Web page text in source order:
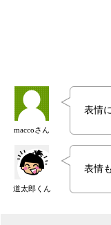
maccoさん
表情
道太郎くん
表情